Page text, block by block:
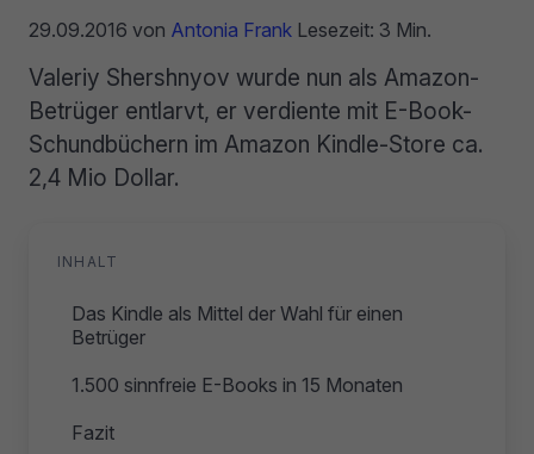
29.09.2016 von Antonia Frank Lesezeit: 3 Min.
Valeriy Shershnyov wurde nun als Amazon-
Betrüger entlarvt, er verdiente mit E-Book-
Schundbüchern im Amazon Kindle-Store ca.
2,4 Mio Dollar.
INHALT
Das Kindle als Mittel der Wahl für einen
Betrüger
1.500 sinnfreie E-Books in 15 Monaten
Fazit